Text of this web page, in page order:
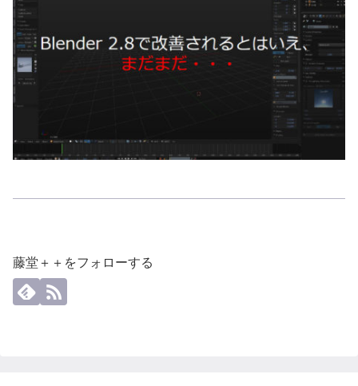
藤堂＋＋をフォローする